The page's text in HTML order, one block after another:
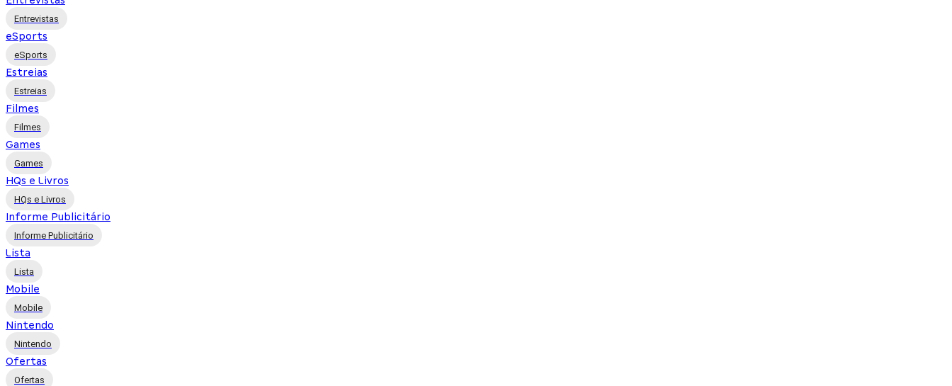
Entrevistas
eSports
eSports
Estreias
Estreias
Filmes
Filmes
Games
Games
HQs e Livros
HQs e Livros
Informe Publicitário
Informe Publicitário
Lista
Lista
Mobile
Mobile
Nintendo
Nintendo
Ofertas
Ofertas